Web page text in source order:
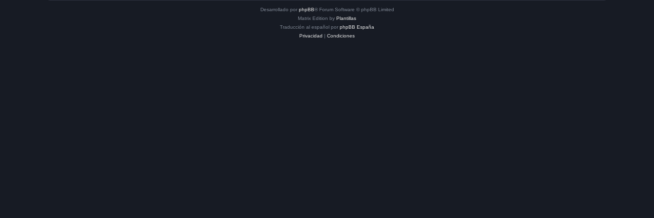
Desarrollado por phpBB® Forum Software © phpBB Limited
Matrix Edition by Plantillas
Traducción al español por phpBB España
Privacidad
Condiciones